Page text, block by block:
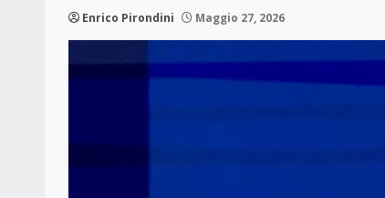
Enrico Pirondini Maggio 27, 2026